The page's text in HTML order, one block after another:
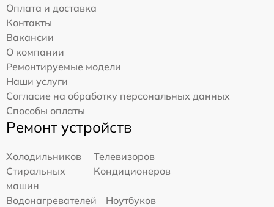
Оплата и доставка
Контакты
Вакансии
О компании
Ремонтируемые модели
Наши услуги
Согласие на обработку персональных данных
Способы оплаты
Ремонт устройств
Холодильников
Телевизоров
Стиральных
машин
Кондиционеров
Водонагревателей
Ноутбуков